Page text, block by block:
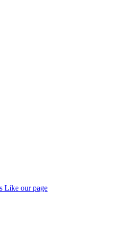
Like our page